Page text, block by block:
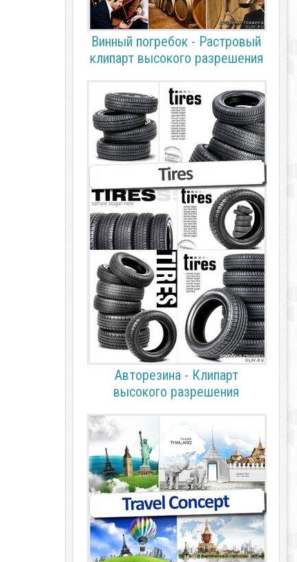
Винный погребок - Растровый
клипарт высокого разрешения
Авторезина - Клипарт
высокого разрешения